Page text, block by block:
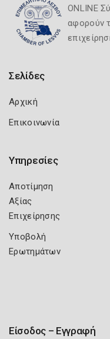
ONLINE
αφορούν
Σελίδες
Αρχική
Επικοινωνία
Υπηρεσίες
Αποτίμηση
Αξίας
Επιχείρησης
Υποβολή
Ερωτημάτων
Είσοδος – Εγγραφή